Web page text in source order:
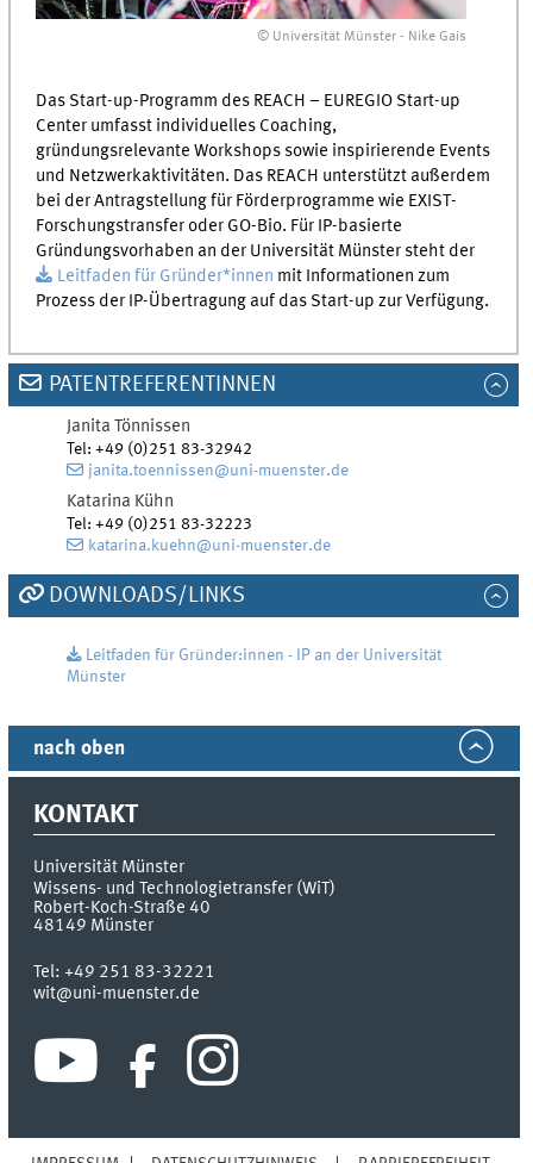
© Universität Münster - Nike Gais
Das Start-up-Programm des REACH – EUREGIO Start-up
Center umfasst individuelles Coaching,
gründungsrelevante Workshops sowie inspirierende Events
und Netzwerkaktivitäten. Das REACH unterstützt außerdem
bei der Antragstellung für Förderprogramme wie EXIST-
Forschungstransfer oder GO-Bio. Für IP-basierte
Gründungsvorhaben an der Universität Münster steht der
Leitfaden für Gründer*innen mit Informationen zum
Prozess der IP-Übertragung auf das Start-up zur Verfügung.
PATENTREFERENTINNEN
Janita Tönnissen
Tel:+49 (0)251 83-32942
janita.toennissen@uni-muenster.de
Katarina Kühn
Tel:+49 (0)251 83-32223
katarina.kuehn@uni-muenster.de
DOWNLOADS/LINKS
Leitfaden für Gründer:innen - IP an der Universität
Münster
nach oben
KONTAKT
Universität Münster
Wissens- und Technologietransfer (WiT)
Robert-Koch-Straße 40
48149 Münster
Tel:+49 251 83-32221
wit@uni-muenster.de